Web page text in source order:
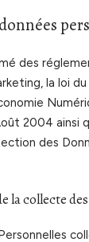
des
la loi du
2004 ainsi
des
la collecte